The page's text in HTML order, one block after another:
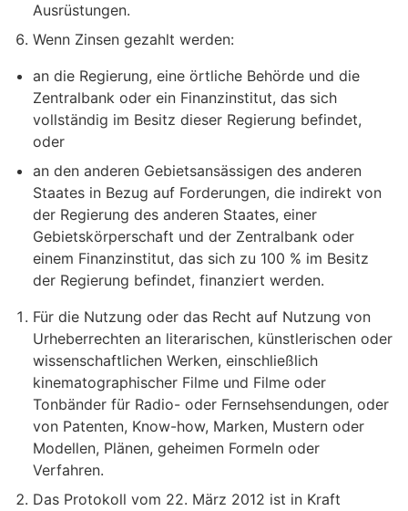
Ausrüstungen.
Wenn Zinsen gezahlt werden:
an die Regierung, eine örtliche Behörde und die
Zentralbank oder ein Finanzinstitut, das sich
vollständig im Besitz dieser Regierung befindet,
oder
an den anderen Gebietsansässigen des anderen
Staates in Bezug auf Forderungen, die indirekt von
der Regierung des anderen Staates, einer
Gebietskörperschaft und der Zentralbank oder
einem Finanzinstitut, das sich zu 100 % im Besitz
der Regierung befindet, finanziert werden.
Für die Nutzung oder das Recht auf Nutzung von
Urheberrechten an literarischen, künstlerischen oder
wissenschaftlichen Werken, einschließlich
kinematographischer Filme und Filme oder
Tonbänder für Radio- oder Fernsehsendungen, oder
von Patenten, Know-how, Marken, Mustern oder
Modellen, Plänen, geheimen Formeln oder
Verfahren.
Das Protokoll vom 22. März 2012 ist in Kraft